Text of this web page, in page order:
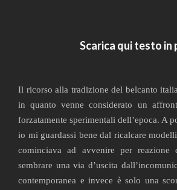
Scarica qui testo in
Il ricorso alla tradizione del belcanto
in quanto venne considerato un
forzatamente sperimentali dell’epoca. A
io mi guardassi bene dal ricalcare
cominciava ad avvenire per
sembrare una via d’uscita
contemporanea e invece è solo una